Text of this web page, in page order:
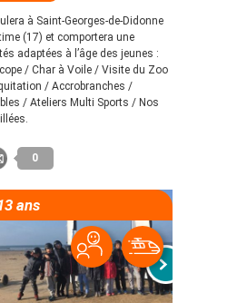
à Saint-Georges-de-Didonne
(17) et comportera une
adaptées à l’âge des jeunes :
/ Char à Voile / Visite du Zoo
/ Accrobranches /
/ Ateliers Multi Sports / Nos
0
ans